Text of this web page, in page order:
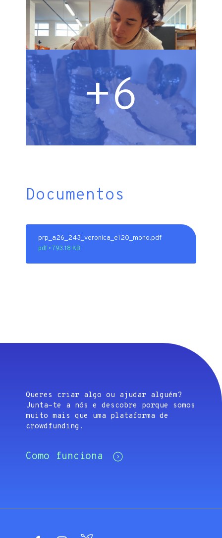
+6
Documentos
prp_a26_243_veronica_e120_mono.pdf
pdf • 793.18 KB
Queres criar algo ou ajudar alguém?
Junta-te a nós e descobre porque somos
muito mais que uma plataforma de
crowdfunding.
Como funciona